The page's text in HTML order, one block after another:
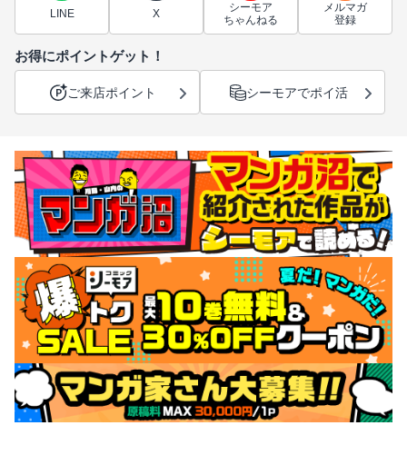
LINE X
シーモア
ちゃんねる
メルマガ
登録
お得にポイントゲット！
ご来店ポイント シーモアでポイ活